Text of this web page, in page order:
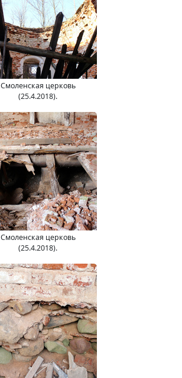
Смоленская церковь
(25.4.2018).
Смоленская церковь
(25.4.2018).